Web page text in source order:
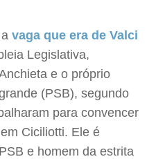
vaga que era de Valci
Legislativa,
e o próprio
(PSB), segundo
para convencer
Ciciliotti. Ele é
e homem da estrita